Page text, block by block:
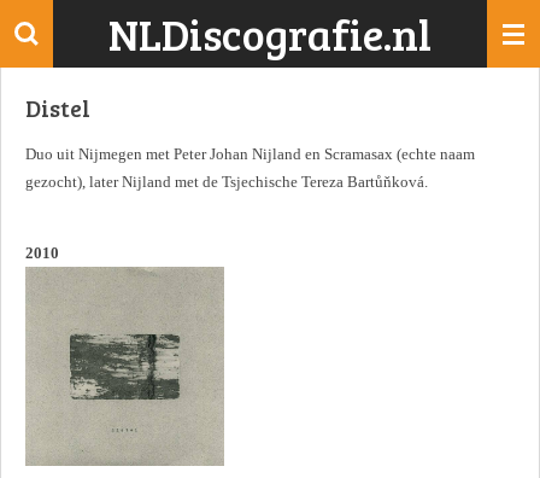
Ga
de
NLDiscografie.nl
Distel
Duo uit Nijmegen met Peter Johan Nijland en Scramasax (echte naam
gezocht), later Nijland met de Tsjechische Tereza Bartůňková.
2010